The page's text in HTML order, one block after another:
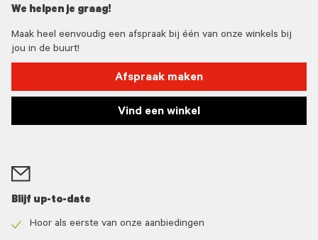
We helpen je graag!
Maak heel eenvoudig een afspraak bij één van onze winkels bij
jou in de buurt!
Afspraak maken
Vind een winkel
Blijf up-to-date
Hoor als eerste van onze aanbiedingen